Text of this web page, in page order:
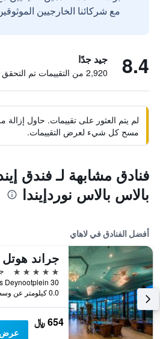
مع شركائنا الخارجيين
8.4 جيد جدًا
2,920 من التقييمات تم التحقق منها
لم يتم العثور على تقييمات. حاول إزالة
مسح كل شيء لعرض التقييمات.
فنادق مشابهة لـ فندق
بالاس بالاس نوردإيندا
أفضل الفنادق في لاهاي
5 نجوم
0.0 كيلومتر عن وسط المدينة
654 ﷼
عرض